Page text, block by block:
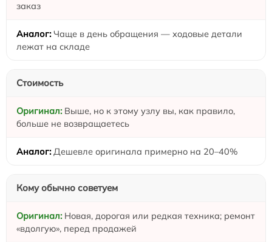
заказ
Чаще в день обращения — ходовые детали
лежат на складе
Стоимость
Выше, но к этому узлу вы, как правило,
больше не возвращаетесь
Дешевле оригинала примерно на 20–40%
Кому обычно советуем
Новая, дорогая или редкая техника; ремонт
«вдолгую», перед продажей